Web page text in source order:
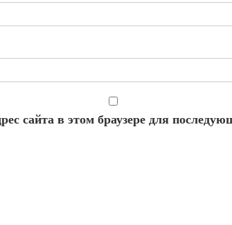
сайта в этом браузере для